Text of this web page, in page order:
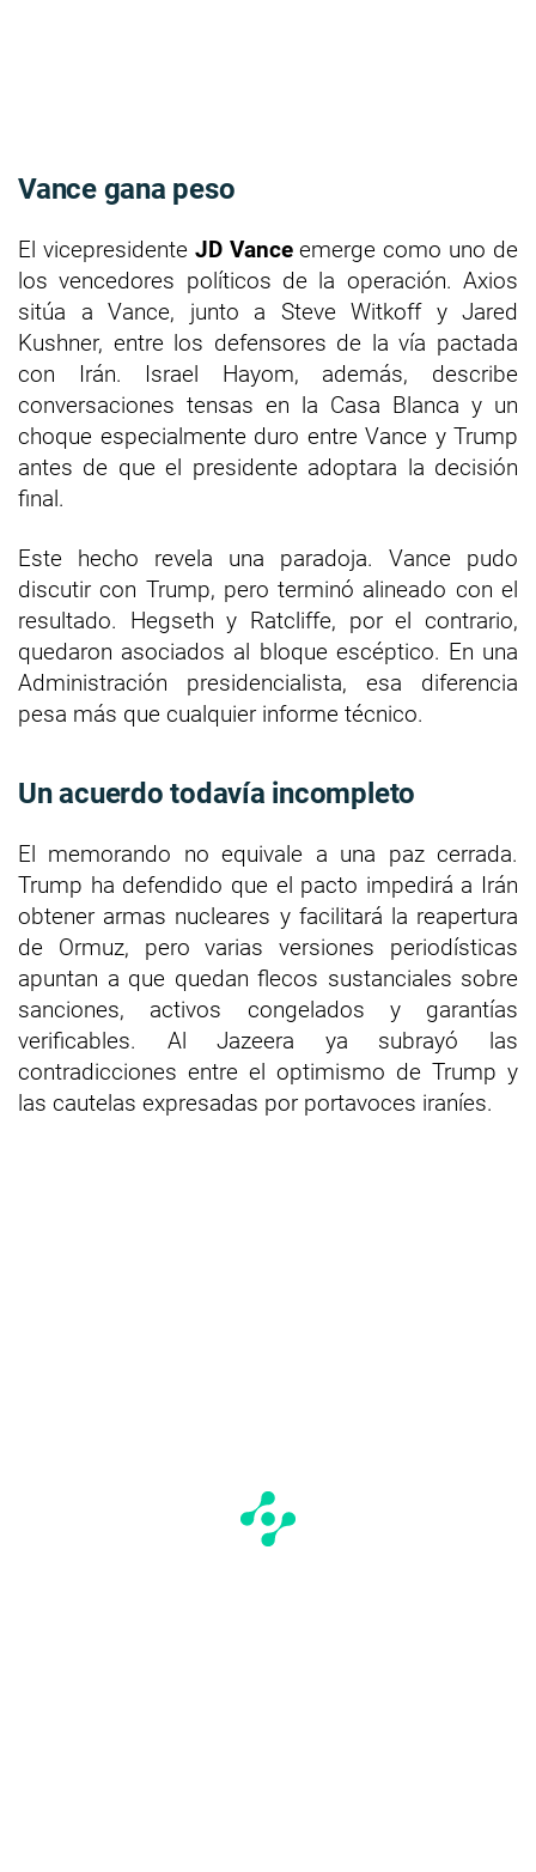
Vance gana peso
El vicepresidente JD Vanceemerge como uno de
los vencedores políticos de la operación. Axios
sitúa a Vance, junto a Steve Witkoff y Jared
Kushner, entre los defensores de la vía pactada
con Irán. Israel Hayom, además, describe
conversaciones tensas en la Casa Blanca y un
choque especialmente duro entre Vance y Trump
antes de que el presidente adoptara la decisión
final.
Este hecho revela una paradoja. Vance pudo
discutir con Trump, pero terminó alineado con el
resultado. Hegseth y Ratcliffe, por el contrario,
quedaron asociados al bloque escéptico. En una
Administración presidencialista, esa diferencia
pesa más que cualquier informe técnico.
Un acuerdo todavía incompleto
El memorando no equivale a una paz cerrada.
Trump ha defendido que el pacto impedirá a Irán
obtener armas nucleares y facilitará la reapertura
de Ormuz, pero varias versiones periodísticas
apuntan a que quedan flecos sustanciales sobre
sanciones, activos congelados y garantías
verificables. Al Jazeera ya subrayó las
contradicciones entre el optimismo de Trump y
las cautelas expresadas por portavoces iraníes.